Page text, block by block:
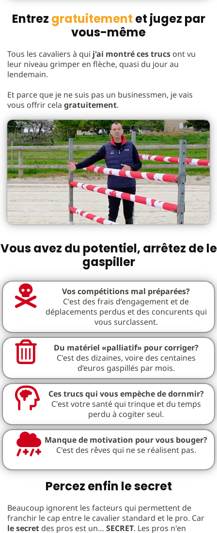
Entrez gratuitement et jugez par
vous-même
Tous les cavaliers à qui j'ai montré ces trucs ont vu
leur niveau grimper en flèche, quasi du jour au
lendemain.
Et parce que je ne suis pas un businessmen, je vais
vous offrir cela gratuitement.
Vous avez du potentiel, arrêtez de le
gaspiller
Vos compétitions mal préparées?
C'est des frais d’engagement et de
déplacements perdus et des concurents qui
vous surclassent.
Du matériel «palliatif» pour corriger?
C'est des dizaines, voire des centaines
d’euros gaspillés par mois.
Ces trucs qui vous empèche de dornmir?
C'est votre santé qui trinque et du temps
perdu à cogiter seul.
Manque de motivation pour vous bouger?
C'est des rêves qui ne se réalisent pas.
Percez enfin le secret
Beaucoup ignorent les facteurs qui permettent de
franchir le cap entre le cavalier standard et le pro. Car
le secret des pros est un… SECRET. Les pros n'en